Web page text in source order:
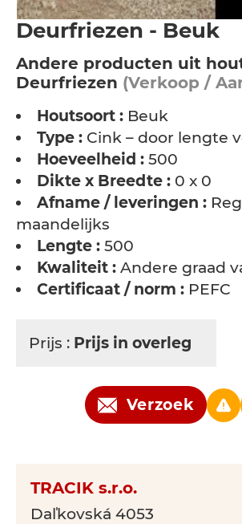
Deurfriezen - Beuk
Andere producten uit
Deurfriezen (Verkoop /
Houtsoort : Beuk
Type : Cink – door lengte
Hoeveelheid : 500
Dikte x Breedte : 0 x 0
Afname / leveringen :
maandelijks
Lengte : 500
Kwaliteit : Andere graad
Certificaat / norm : PEFC
Prijs : Prijs in overleg
Verzoek
TRACIK s.r.o.
Daľkovská 4053